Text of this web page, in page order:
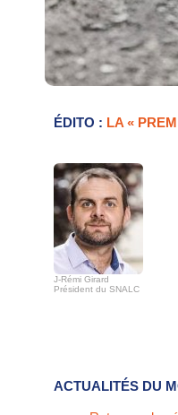
ÉDITO : LA «
J-Rémi Girard
Président du SNALC
ACTUALITÉS DU